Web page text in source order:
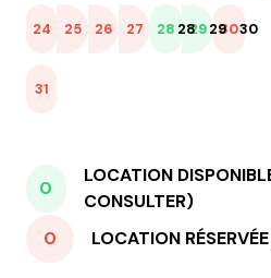
24 25 26 27 28 29 30
31
28 29 30
0
LOCATION
CONSULTER)
0
LOCATION